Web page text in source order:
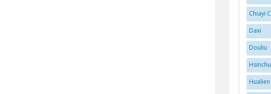
Chiayi
Daxi
Douliu
Hsinchu